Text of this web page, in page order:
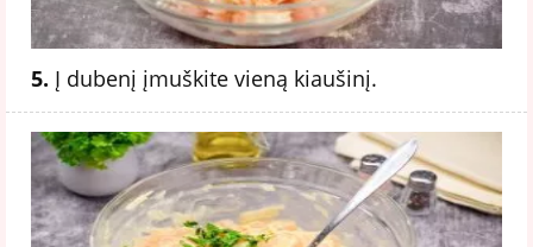
5. Į dubenį įmuškite vieną kiaušinį.